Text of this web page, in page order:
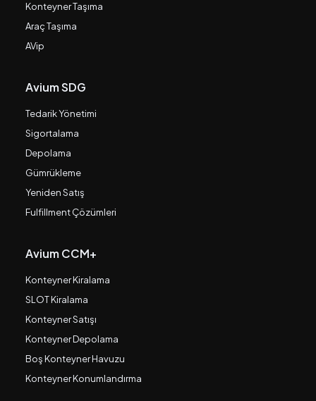
Konteyner Taşıma
Araç Taşıma
AVip
Avium SDG
Tedarik Yönetimi
Sigortalama
Depolama
Gümrükleme
Yeniden Satış
Fulfillment Çözümleri
Avium CCM+
Konteyner Kiralama
SLOT Kiralama
Konteyner Satışı
Konteyner Depolama
Boş Konteyner Havuzu
Konteyner Konumlandırma